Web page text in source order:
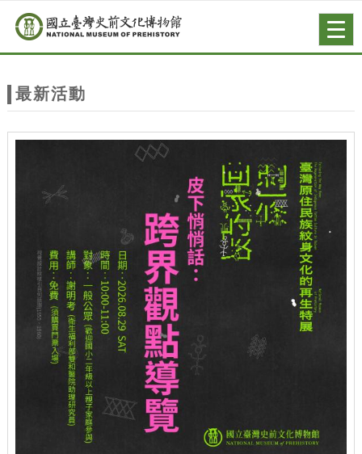
站
主
跳到主要內容
網站導覽
最新活動